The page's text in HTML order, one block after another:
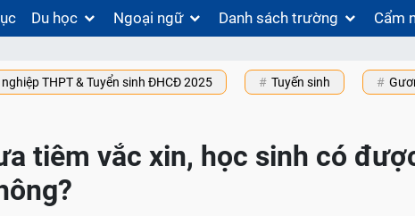
Du học Ngoại ngữ Danh sách trường Cẩm
THPT & Tuyển sinh ĐHCĐ 2025 Tuyến sinh
tiêm vắc xin, học sinh có